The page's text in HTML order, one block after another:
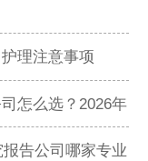
理注意事项
怎么选？2026年
告公司哪家专业